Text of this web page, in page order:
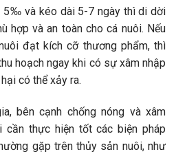
5‰ và kéo dài 5-7 ngày thì di dời
hợp và an toàn cho cá nuôi. Nếu
đạt kích cỡ thương phẩm, thì
hoạch ngay khi có sự xâm nhập
có thể xảy ra.
bên cạnh chống nóng và xâm
cần thực hiện tốt các biện pháp
gặp trên thủy sản nuôi, như